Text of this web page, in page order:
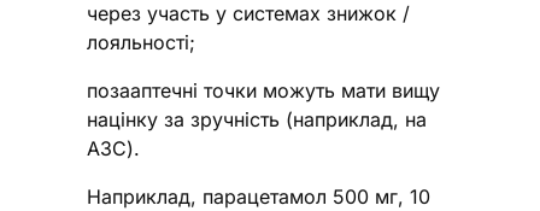
через участь у системах знижок /
лояльності;
позааптечні точки можуть мати вищу
націнку за зручність (наприклад, на
АЗС).
Наприклад, парацетамол 500 мг, 10